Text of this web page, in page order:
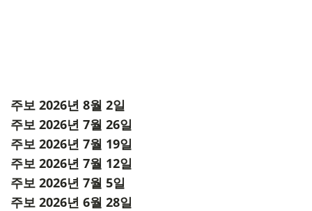
주보 2026년 8월 2일
주보 2026년 7월 26일
주보 2026년 7월 19일
주보 2026년 7월 12일
주보 2026년 7월 5일
주보 2026년 6월 28일